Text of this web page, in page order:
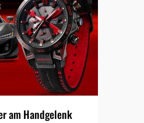
am Handgelenk